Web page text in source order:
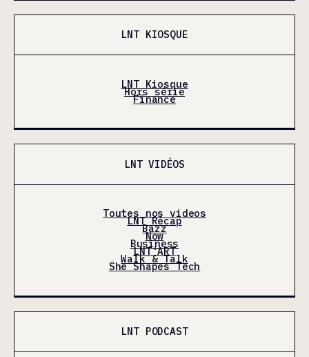
LNT KIOSQUE
LNT Kiosque
Hors série
Finance
LNT VIDÉOS
Toutes nos videos
LNT Récap
Bazz
Now
Business
LNT'ART
Walk & Talk
She Shapes Tech
LNT PODCAST